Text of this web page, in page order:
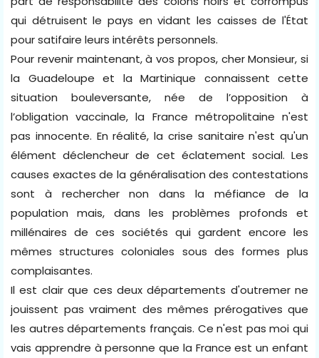
qui détruisent le pays en vidant les caisses de l'État
pour satifaire leurs intérêts personnels.
Pour revenir maintenant, à vos propos, cher Monsieur, si
la Guadeloupe et la Martinique connaissent cette
situation bouleversante, née de l’opposition à
l’obligation vaccinale, la France métropolitaine n'est
pas innocente. En réalité, la crise sanitaire n'est qu'un
élément déclencheur de cet éclatement social. Les
causes exactes de la généralisation des contestations
sont à rechercher non dans la méfiance de la
population mais, dans les problèmes profonds et
millénaires de ces sociétés qui gardent encore les
mêmes structures coloniales sous des formes plus
complaisantes.
Il est clair que ces deux départements d'outremer ne
jouissent pas vraiment des mêmes prérogatives que
les autres départements français. Ce n'est pas moi qui
vais apprendre à personne que la France est un enfant